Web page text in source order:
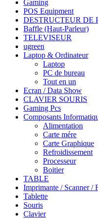
Gaming
POS Equipment
DESTRUCTEUR DE
Baffle (Haut-Parleur)
TELEVISEUR
ugreen
Laptop & Ordinateur
Laptop
PC de bureau
Tout en un
Ecran / Data Show
CLAVIER SOURIS
Gaming Pcs
Composants
Alimentation
Carte mére
Carte Graphique
Refroidissement
Processeur
Boitier
TABLE
Imprimante / Scanner /
Tablette
Souris
Clavier